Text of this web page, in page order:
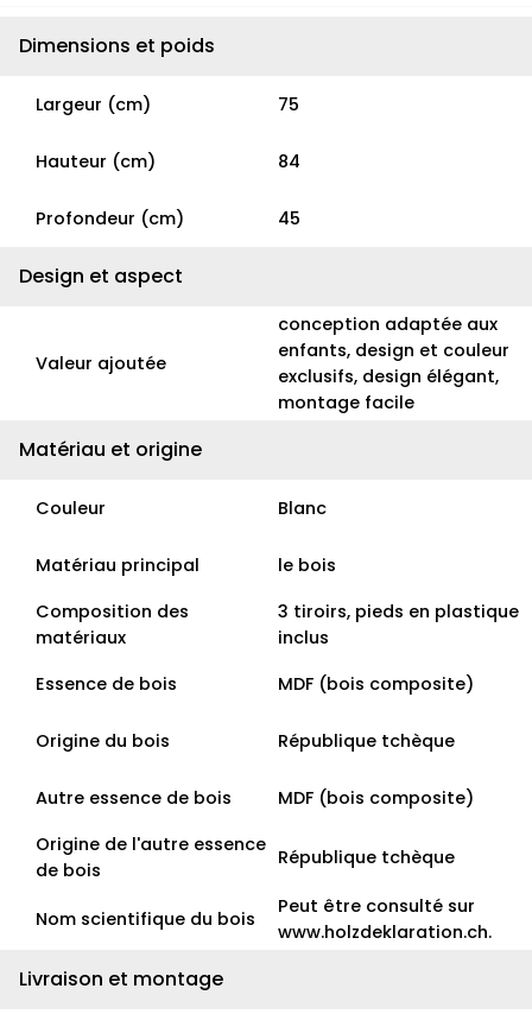
Dimensions et poids
Largeur (cm) 75
Hauteur (cm) 84
Profondeur (cm) 45
Design et aspect
Valeur ajoutée
conception adaptée aux
enfants, design et couleur
exclusifs, design élégant,
montage facile
Matériau et origine
Couleur Blanc
Matériau principal
le bois
Composition des
matériaux
3 tiroirs, pieds en plastique
inclus
Essence de bois
MDF (bois composite)
Origine du bois République tchèque
Autre essence de bois
MDF (bois composite)
Origine de l'autre essence
de bois
République tchèque
Nom scientifique du bois
Peut être consulté sur
www.holzdeklaration.ch.
Livraison et montage